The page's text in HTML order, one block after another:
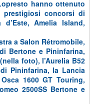
hanno ottenuto
concorsi di
Amelia Island,
a Salon Rétromobile,
Bertone e Pininfarina,
foto), l’Aurelia B52
Pininfarina, la Lancia
1600 GT Touring,
2500SS Bertone e